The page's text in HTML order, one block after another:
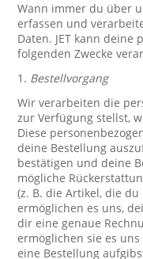
Wann immer du über
erfassen und
Daten. JET kann deine
folgenden Zwecke
1. Bestellvorgang
Wir verarbeiten die
zur Verfügung stellst,
Diese
deine Bestellung
bestätigen und deine
mögliche
(z. B. die Artikel, die
ermöglichen es uns,
dir eine genaue
ermöglichen sie es
eine Bestellung